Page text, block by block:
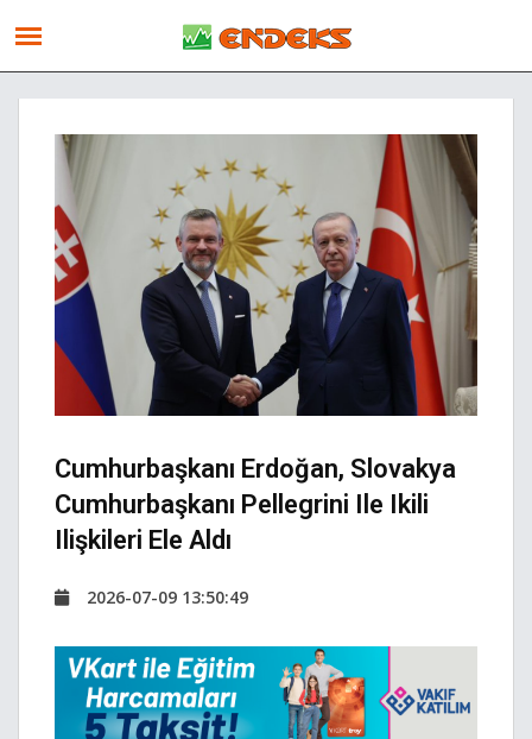
Cumhurbaşkanı Erdoğan, Slovakya
Cumhurbaşkanı Pellegrini Ile Ikili
Ilişkileri Ele Aldı
2026-07-09 13:50:49